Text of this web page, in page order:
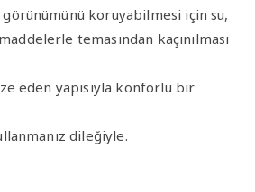
koruyabilmesi için su,
temasından kaçınılması
eden yapısıyla konforlu bir
dileğiyle.